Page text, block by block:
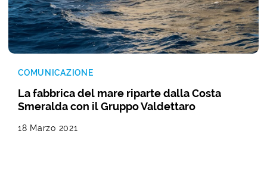
COMUNICAZIONE
La fabbrica del mare riparte dalla Costa
Smeralda con il Gruppo Valdettaro
18 Marzo 2021